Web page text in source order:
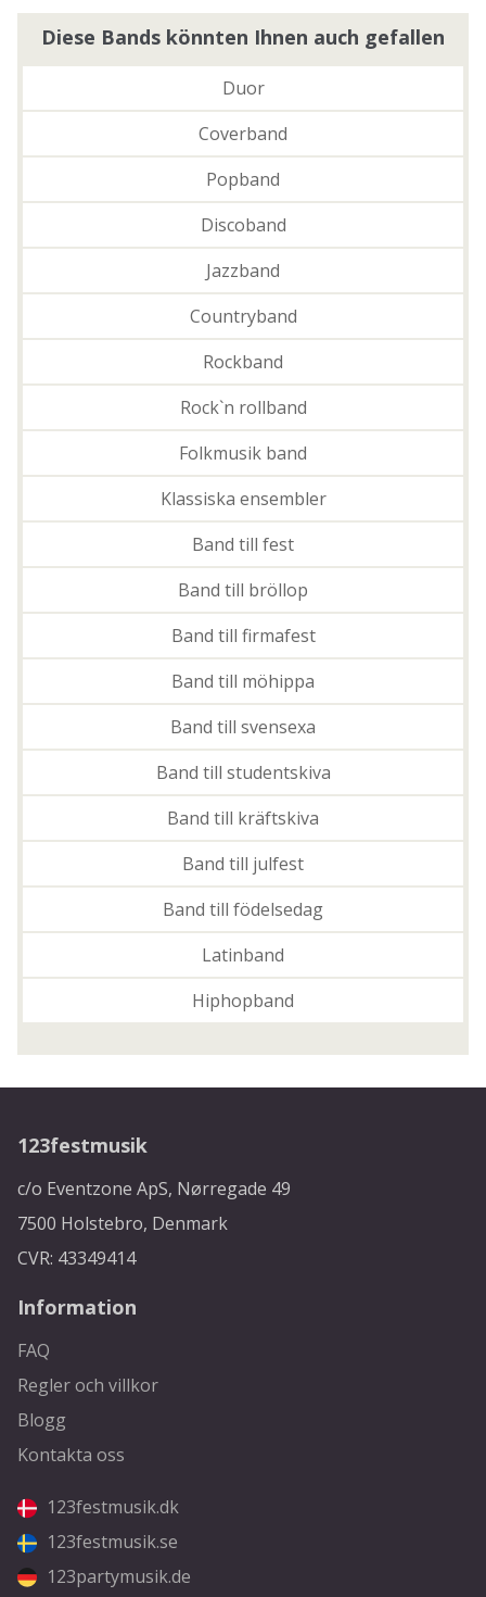
Diese Bands könnten Ihnen auch gefallen
Duor
Coverband
Popband
Discoband
Jazzband
Countryband
Rockband
Rock`n rollband
Folkmusik band
Klassiska ensembler
Band till fest
Band till bröllop
Band till firmafest
Band till möhippa
Band till svensexa
Band till studentskiva
Band till kräftskiva
Band till julfest
Band till födelsedag
Latinband
Hiphopband
123festmusik
c/o Eventzone ApS, Nørregade 49
7500 Holstebro, Denmark
CVR: 43349414
Information
FAQ
Regler och villkor
Blogg
Kontakta oss
123festmusik.dk
123festmusik.se
123partymusik.de